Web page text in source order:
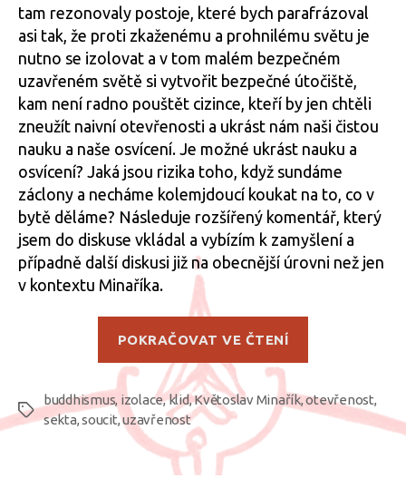
tam rezonovaly postoje, které bych parafrázoval
asi tak, že proti zkaženému a prohnilému světu je
nutno se izolovat a v tom malém bezpečném
uzavřeném světě si vytvořit bezpečné útočiště,
kam není radno pouštět cizince, kteří by jen chtěli
zneužít naivní otevřenosti a ukrást nám naši čistou
nauku a naše osvícení. Je možné ukrást nauku a
osvícení? Jaká jsou rizika toho, když sundáme
záclony a necháme kolemjdoucí koukat na to, co v
bytě děláme? Následuje rozšířený komentář, který
jsem do diskuse vkládal a vybízím k zamyšlení a
případně další diskusi již na obecnější úrovni než jen
v kontextu Minaříka.
POKRAČOVAT VE ČTENÍ
zkaženému
světu?“
Štítky
buddhismus, izolace,klid,Květoslav Minařík,otevřenost,
sekta,soucit,uzavřenost